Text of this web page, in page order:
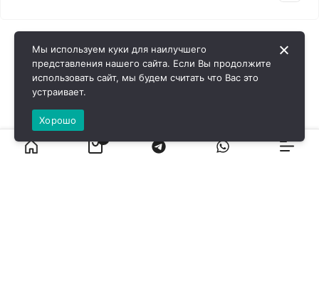
Мы используем куки для наилучшего
представления нашего сайта. Если Вы продолжите
использовать сайт, мы будем считать что Вас это
устраивает.
Хорошо